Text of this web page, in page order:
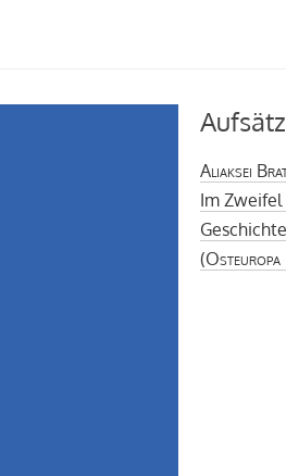
Aliaksei
Im Zweifel
(Osteuropa